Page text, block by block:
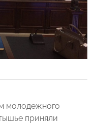
молодежного
приняли